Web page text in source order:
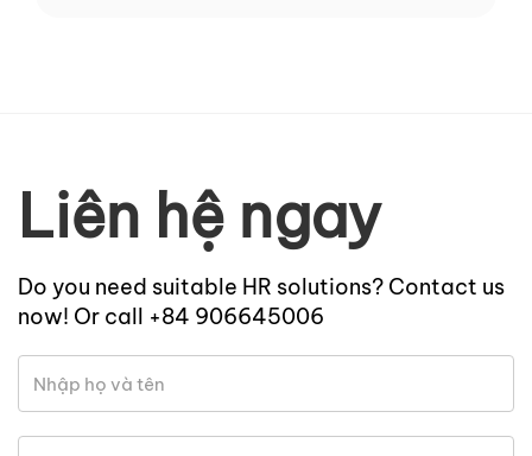
Liên hệ ngay
Do you need suitable HR solutions? Contact us
now! Or call +84 906645006